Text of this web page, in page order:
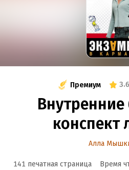
Премиум
Внутренние
конспект
Алла
141 печатная страница Время